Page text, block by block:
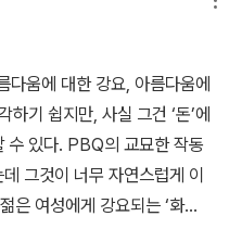
것 같았다.지금은 회사 사장
고, 어찌하다 보니, 친구가 사
많이 의지하고 계시는 듯했
겹고, 울적하다고 전화를 해오
리가 아닐까? 라는 생각으
했다. 그런 친구의 모습을 지
수하게 하지 않던가? 그런 면
세계'에 있는 남성과 '고유한
성의 위치를 바라보면 조지
에 잡히는 듯 하다. 어쨌건「다
큰 결실은「 빌레뜨」를 만난
좋은 점은 내가 여성으로 태
이다. 2023년에는 19세기 여
.- P235성매매 산업에서 여
것을 '신용'이 주어진것으로 자
자신에게 들어오지 않고 계
나가기를 반복하고 업계의 요
)시키는데 또다른 대출을 늘
의 이익에 동원된다. 성매매에
형태로 재현되었다고 해서 이
이라고 주장하려는 것은 아니
괴물은 여자의 욕망이나 여성
성의 공포에 대해서 이야기한
히 남성 관객은 대체로 적극
은 언제나 수동적이고 피학적
특징에 대한 분석은 또한 프
식겁했다.. 너무 다행이다 ㅠ
<브루드> 거의 다 읽었다. 안
. <을들의 당나귀 귀2>는 롱
혼밥생활자의 책장>팟캐스트
한 책이라 믿고 골랐다. 저 팟
아하지 아니할 수 없거든. 어
방송내용을 담은 책인 건 사
다움에 대한 강요, 아름다움에
하기 쉽지만, 사실 그건 ‘돈’에
수 있다. PBQ의 교묘한 작동
그것이 너무 자연스럽게 이
은 여성에게 강요되는 ‘화